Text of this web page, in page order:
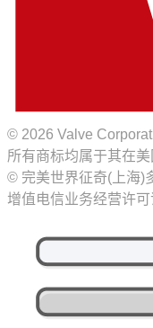
© 2026 Valve
所有商标均属于其在美
© 完美世界征奇(上海)
增值电信业务经营许